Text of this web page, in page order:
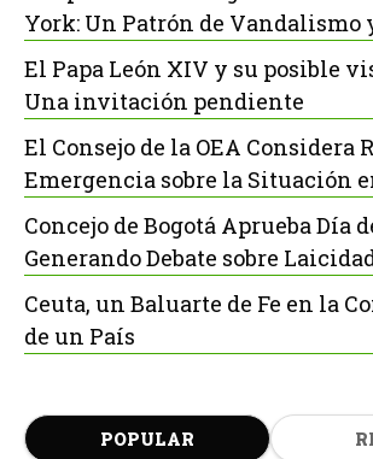
York: Un Patrón de Vandalismo
El Papa León XIV y su posible
Una invitación pendiente
El Consejo de la OEA Considera
Emergencia sobre la Situación
Concejo de Bogotá Aprueba Día
Generando Debate sobre
Ceuta, un Baluarte de Fe en la
de un País
POPULAR